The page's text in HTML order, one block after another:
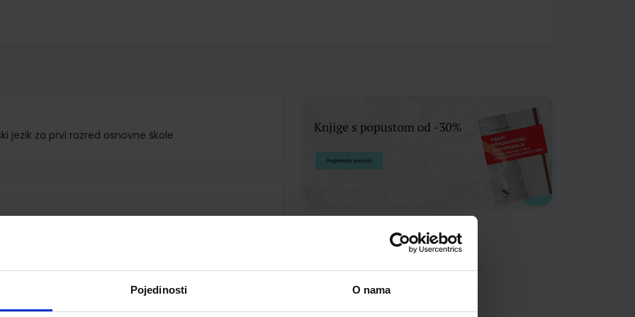
Pojedinosti O nama
jezik za prvi razred osnovne škole